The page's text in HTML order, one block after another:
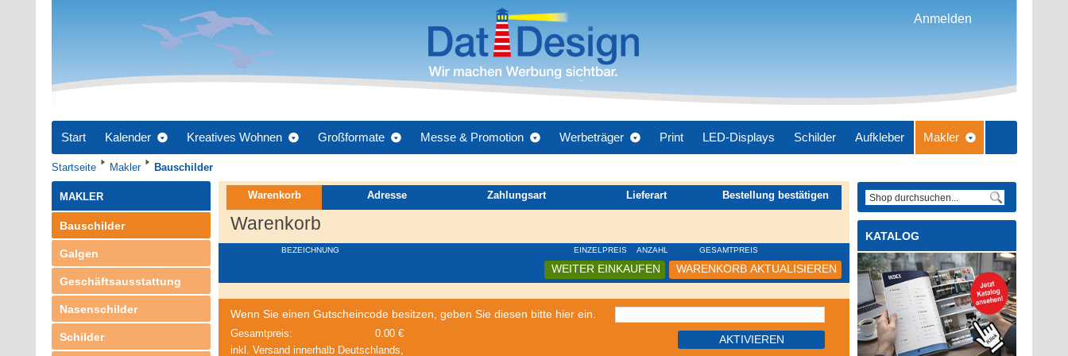
Anmelden
Start Kalender Kreatives Wohnen Großformate Messe & Promotion Werbeträger Print LED-Displays Schilder Aufkleber Makler
Startseite Makler Bauschilder
MAKLER
Bauschilder
Galgen
Geschäftsausstattung
Nasenschilder
Schilder
Warenkorb Adresse Zahlungsart Lieferart Bestellung bestätigen
Warenkorb
BEZEICHNUNG EINZELPREIS ANZAHL GESAMTPREIS
WARENKORB AKTUALISIEREN
WEITER EINKAUFEN
Wenn Sie einen Gutscheincode besitzen, geben Sie diesen bitte hier ein.
Gesamtpreis:
0.00 €
inkl. Versand innerhalb Deutschlands,
datdesign
KATALOG